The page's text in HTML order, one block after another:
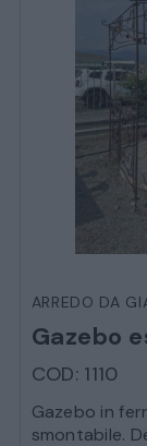
ARREDO DA
Gazebo
COD: 1110
Gazebo in
smontabile.